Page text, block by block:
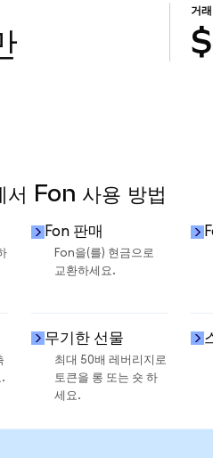
거
Fon 사용 방법
Fon 판매
Fon을(를) 현금으로
교환하세요.
무기한 선물
최대 50배 레버리지로
토큰을 롱 또는 숏 하
세요.